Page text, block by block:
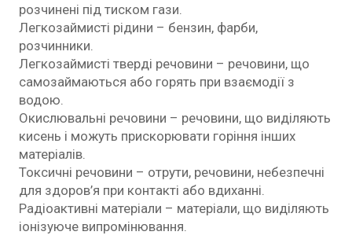
розчинені під тиском гази.
Легкозаймисті рідини – бензин, фарби,
розчинники.
Легкозаймисті тверді речовини – речовини, що
самозаймаються або горять при взаємодії з
водою.
Окислювальні речовини – речовини, що виділяють
кисень і можуть прискорювати горіння інших
матеріалів.
Токсичні речовини – отрути, речовини, небезпечні
для здоров’я при контакті або вдиханні.
Радіоактивні матеріали – матеріали, що виділяють
іонізуюче випромінювання.